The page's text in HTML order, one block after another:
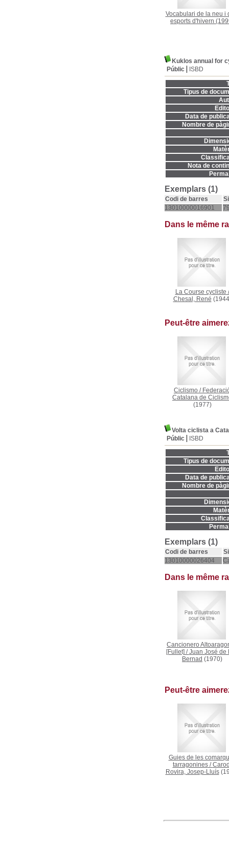
Vocabulari de la neu i
esports d'hivern
Kuklos annual for
Públic
ISBD
Tipus de
Data de
Nombre de
Nota de
Exemplars (1)
Codi de barres
13010000016901
Dans le même
La Course cycliste /
Chesal, René
Peut-être
Ciclismo /
Catalana de
(1977)
Volta ciclista a
Públic
ISBD
Tipus de
Data de
Nombre de
Exemplars (1)
Codi de barres
13010000026404
Dans le même
Cancionero
[Fullet] /Juan José de
Bernad (1970)
Peut-être
Guies de les
tarragonines/
Rovira, Josep-Lluís